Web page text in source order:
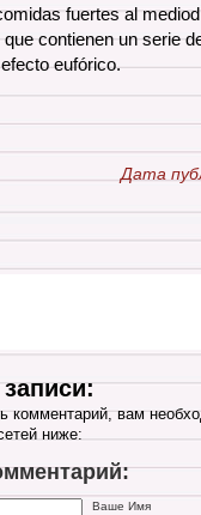
fuertes al
contienen un serie
eufórico.
Дата
комментарий, вам
ниже:
Ваше Имя